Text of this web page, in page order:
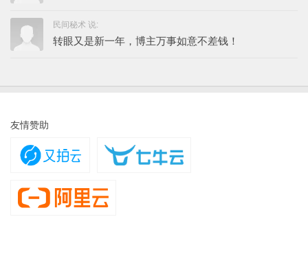
民间秘术 说:
转眼又是新一年，博主万事如意不差钱！
友情赞助